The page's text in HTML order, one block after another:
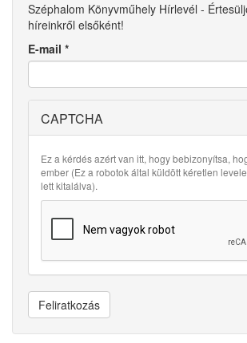
Széphalom Könyvműhely Hírlevél -
híreinkről elsőként!
E-mail *
CAPTCHA
Ez a kérdés azért van itt, hogy bebizonyítsa,
ember (Ez a robotok által küldött kéretlen
lett kitalálva).
Feliratkozás